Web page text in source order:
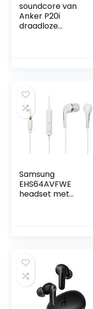
soundcore van
Anker P20i
draadloze
microfoons voor
bellen met AI-
verbetering,
aangepaste EQ via
app
Samsung
EHS64AVFWE
headset met